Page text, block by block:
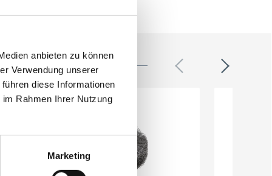
anbieten zu können
Verwendung unserer
diese Informationen
Rahmen Ihrer Nutzung
Marketing